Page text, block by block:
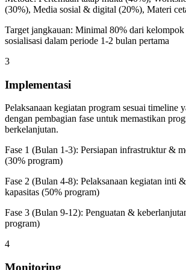
(30%), Media sosial & digital (20%), Materi
Target jangkauan: Minimal 80% dari kelompok
sosialisasi dalam periode 1-2 bulan pertama
3
Implementasi
Pelaksanaan kegiatan program sesuai timeline
dengan pembagian fase untuk memastikan
berkelanjutan.
Fase 1 (Bulan 1-3): Persiapan infrastruktur &
(30% program)
Fase 2 (Bulan 4-8): Pelaksanaan kegiatan inti
kapasitas (50% program)
Fase 3 (Bulan 9-12): Penguatan &
program)
4
Monitoring